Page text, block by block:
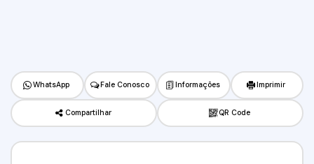
WhatsApp Fale Conosco Informações Imprimir
Compartilhar QR Code